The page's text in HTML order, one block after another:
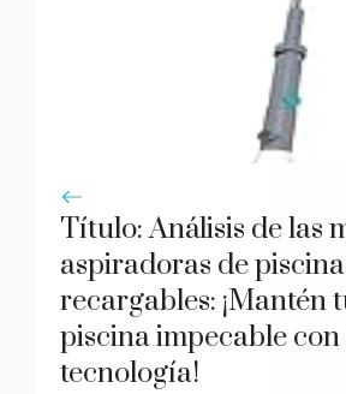
Título: Análisis de las
aspiradoras de piscina
recargables: ¡Mantén
piscina impecable
tecnología!